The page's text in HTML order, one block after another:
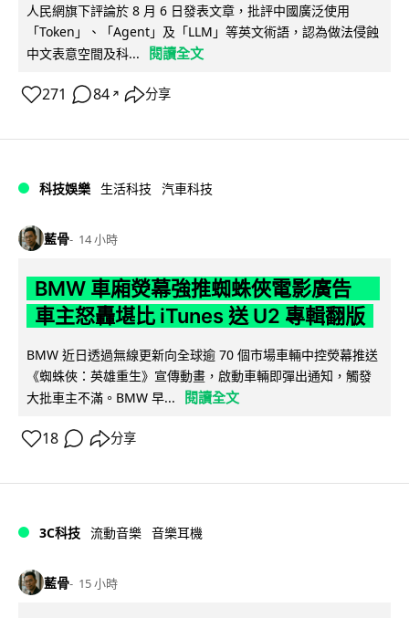
人民網旗下評論於 8 月 6 日發表文章，批評中國廣泛使用
「Token」、「Agent」及「LLM」等英文術語，認為做法侵蝕
中文表意空間及科...
閱讀全文
271 84 ↗ 分享
科技娛樂 生活科技 汽車科技
藍骨 14 小時
BMW 車廂熒幕強推蜘蛛俠電影廣告
車主怒轟堪比 iTunes 送 U2 專輯翻版
BMW 近日透過無線更新向全球逾 70 個市場車輛中控熒幕推送
《蜘蛛俠：英雄重生》宣傳動畫，啟動車輛即彈出通知，觸發
大批車主不滿。BMW 早...
閱讀全文
18 分享
3C科技 流動音樂 音樂耳機
藍骨 15 小時